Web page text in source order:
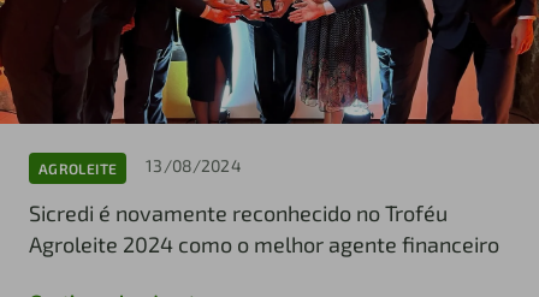
AGROLEITE 13/08/2024
Sicredi é novamente reconhecido no Troféu
Agroleite 2024 como o melhor agente financeiro